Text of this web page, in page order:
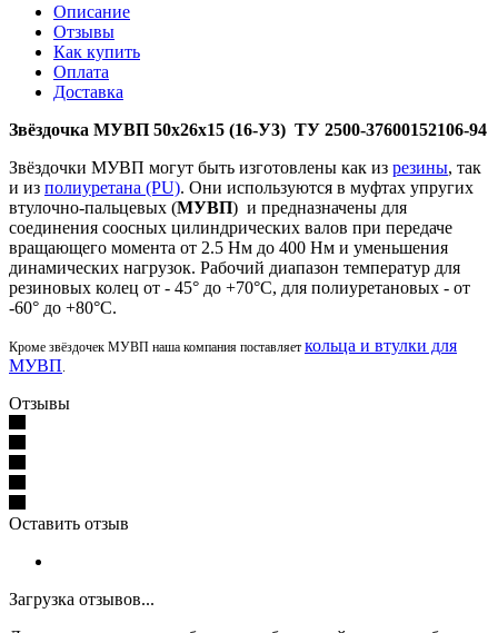
Описание
Отзывы
Как купить
Оплата
Доставка
Звёздочка МУВП 50х26х15 (16-У3) ТУ 2500-37600152106-94
Звёздочки МУВП могут быть изготовлены как из резины, так
и из полиуретана (PU). Они используются в муфтах упругих
втулочно-пальцевых (МУВП) и предназначены для
соединения соосных цилиндрических валов при передаче
вращающего момента от 2.5 Нм до 400 Нм и уменьшения
динамических нагрузок. Рабочий диапазон температур для
резиновых колец от - 45° до +70°С, для полиуретановых - от
-60° до +80°С.
Кроме звёздочек МУВП наша компания поставляет кольца и втулки для
МУВП
Отзывы
Оставить отзыв
Загрузка отзывов...